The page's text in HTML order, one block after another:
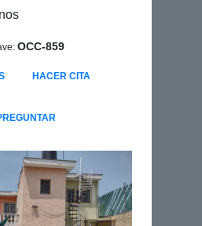
OCC-859
HACER CITA